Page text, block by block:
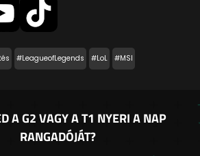
#LeagueofLegends #LoL #MSI
A G2 VAGY A T1 NYERI A NAP
RANGADÓJÁT?